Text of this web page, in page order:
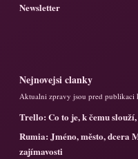
Newsletter
Nejnovejsi clanky
Aktualni zpravy jsou pred publikaci
Trello: Co to je, k čemu
Rumia: Jméno, město, dcera
zajímavosti